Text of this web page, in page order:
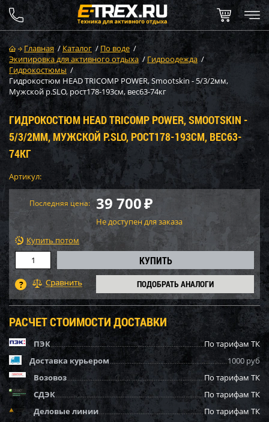
Главная / Каталог / По воде /
Экипировка для активного отдыха / Гидроодежда /
Гидрокостюмы /
Гидрокостюм HEAD TRICOMP POWER, Smootskin - 5/3/2мм,
Мужской р.SLO, рост178-193см, вес63-74кг
ГИДРОКОСТЮМ HEAD TRICOMP POWER, SMOOTSKIN -
5/3/2ММ, МУЖСКОЙ Р.SLO, РОСТ178-193СМ, ВЕС63-
74КГ
Артикул:
Последняя цена: 39 700₽
Не доступен для заказа
Купить потом
ПОДОБРАТЬ АНАЛОГИ
РАСЧЕТ СТОИМОСТИ ДОСТАВКИ
ПЭК
По тарифам ТК
Доставка курьером
1000 руб
Возовоз
По тарифам ТК
СДЭК
По тарифам ТК
Деловые линии
По тарифам ТК